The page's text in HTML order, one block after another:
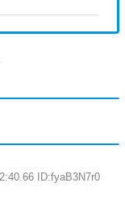
ID:fyaB3N7r0